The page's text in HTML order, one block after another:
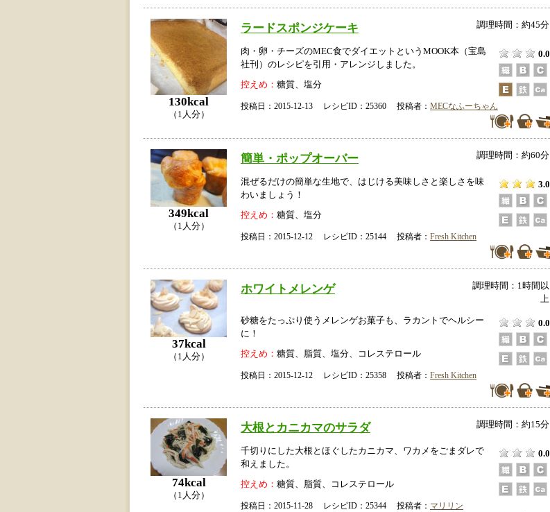
130kcal
（1人分）
ラードスポンジケーキ 調理時間：約45分
肉・卵・チーズのMEC食でダイエットというMOOK本（宝島
社刊）のレシピを引用・アレンジしました。
0.0
控えめ： 糖質、塩分
投稿日：2015-12-13 レシピID：25360 投稿者： MECなふーちゃん
349kcal
（1人分）
簡単・ポップオーバー 調理時間：約60分
混ぜるだけの簡単な生地で、はじける美味しさと楽しさを味
わいましょう！
3.0
控えめ： 糖質、塩分
投稿日：2015-12-12 レシピID：25144 投稿者： Fresh Kitchen
37kcal
（1人分）
ホワイトメレンゲ
調理時間：1時間以
上
砂糖をたっぷり使うメレンゲお菓子も、ラカントでヘルシー
に！
0.0
控えめ： 糖質、脂質、塩分、コレステロール
投稿日：2015-12-12 レシピID：25358 投稿者： Fresh Kitchen
74kcal
（1人分）
大根とカニカマのサラダ 調理時間：約15分
千切りにした大根とほぐしたカニカマ、ワカメをごまダレで
和えました。
0.0
控えめ： 糖質、脂質、コレステロール
投稿日：2015-11-28 レシピID：25344 投稿者： マリリン